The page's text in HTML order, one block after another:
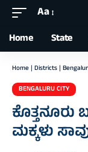
Font
Resizer
Aa
Home State
Home | Districts |
BENGALURU CITY
ಕೊತ್ತನೂರು
ಮಕ್ಕಳು